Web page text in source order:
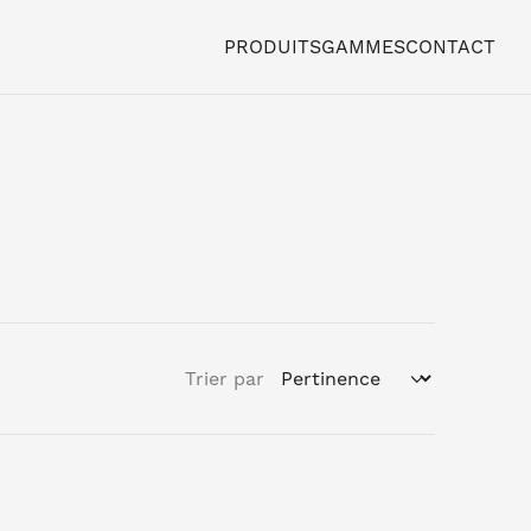
PRODUITSGAMMESCONTACT
Trier par